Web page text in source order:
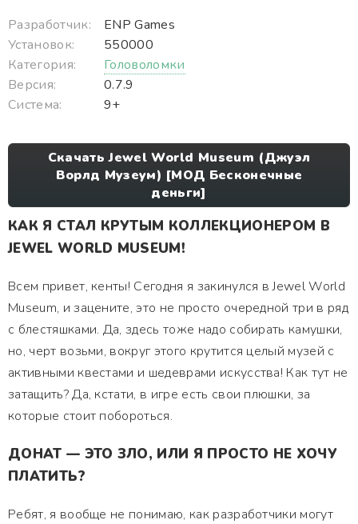
Разработчик:
ENP Games
Установок:
550000
Категория:
Головоломки
Версия:
0.7.9
Система:
9+
Скачать Jewel World Museum (Джуэл
Ворлд Музеум) [МОД Бесконечные
деньги]
КАК Я СТАЛ КРУТЫМ КОЛЛЕКЦИОНЕРОМ В
JEWEL WORLD MUSEUM!
Всем привет, кенты! Сегодня я закинулся в Jewel World
Museum, и зацените, это не просто очередной три в ряд
с блестяшками. Да, здесь тоже надо собирать камушки,
но, черт возьми, вокруг этого крутится целый музей с
активными квестами и шедеврами искусства! Как тут не
затащить? Да, кстати, в игре есть свои плюшки, за
которые стоит побороться.
ДОНАТ — ЭТО ЗЛО, ИЛИ Я ПРОСТО НЕ ХОЧУ
ПЛАТИТЬ?
Ребят, я вообще не понимаю, как разработчики могут